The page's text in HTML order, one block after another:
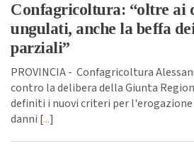
Confagricoltura: “oltre ai
ungulati, anche la beffa
parziali”
PROVINCIA - Confagricoltura
contro la delibera della Giunta
definiti i nuovi criteri per
danni [...]